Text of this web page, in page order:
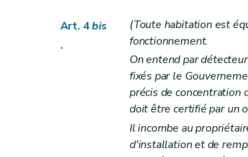
Art. 48
Art. 49
Art. 50
Sous-section 3 De la
Art. 51
Art. 53
Art. 4bis
.
(Toute habitation est
fonctionnement.
On entend par
fixés par le
précis de concentration
doit être certifié par un
Il incombe au
d'installation et de